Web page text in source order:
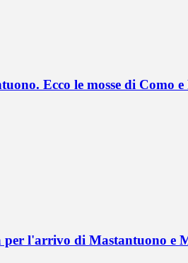
Ecco le mosse di Como
per l'arrivo di Mastantuono e